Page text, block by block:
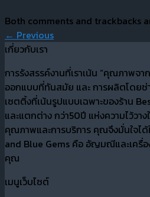
Both comments and trackbacks
← Previous
เกี่ยวกับเรา
การรังสรรค์งานที่เราเน้น “คุณภาพ
ออกแบบที่ทันสมัย และ การผลิตโดยช่
เซตติ้งที่เน้นรูปแบบเฉพาะของร้าน
และแตกต่าง กว่า50ปี แห่งความไว้วา
คุณภาพและการบริการ คุณจึงมั่นใจได้
and Blue Gems คือ อัญมณีและเครื่
คุณ
เมนูเว็บไซต์